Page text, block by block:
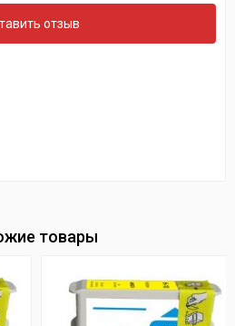
отзыв
товары